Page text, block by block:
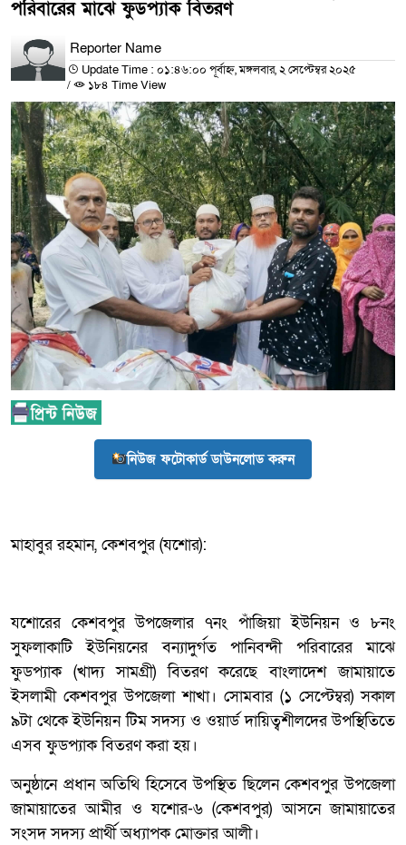
পরিবারের মাঝে ফুডপ্যাক বিতরণ
Reporter Name
Update Time : ০১:৪৬:০০ পূর্বাহ্ন, মঙ্গলবার, ২ সেপ্টেম্বর ২০২৫
/
১৮৪ Time View
নিউজ ফটোকার্ড ডাউনলোড করুন
মাহাবুর রহমান, কেশবপুর (যশোর):
যশোরের কেশবপুর উপজেলার ৭নং পাঁজিয়া ইউনিয়ন ও ৮নং
সুফলাকাটি ইউনিয়নের বন্যাদুর্গত পানিবন্দী পরিবারের মাঝে
ফুডপ্যাক (খাদ্য সামগ্রী) বিতরণ করেছে বাংলাদেশ জামায়াতে
ইসলামী কেশবপুর উপজেলা শাখা। সোমবার (১ সেপ্টেম্বর) সকাল
৯টা থেকে ইউনিয়ন টিম সদস্য ও ওয়ার্ড দায়িত্বশীলদের উপস্থিতিতে
এসব ফুডপ্যাক বিতরণ করা হয়।
অনুষ্ঠানে প্রধান অতিথি হিসেবে উপস্থিত ছিলেন কেশবপুর উপজেলা
জামায়াতের আমীর ও যশোর-৬ (কেশবপুর) আসনে জামায়াতের
সংসদ সদস্য প্রার্থী অধ্যাপক মোক্তার আলী।